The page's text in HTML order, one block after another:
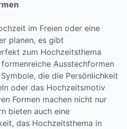
im Freien oder eine
planen, es gibt
zum Hochzeitsthema
Ausstechformen
die die Persönlichkeit
oder das Hochzeitsmotiv
Formen machen nicht nur
bieten auch eine
das Hochzeitsthema in